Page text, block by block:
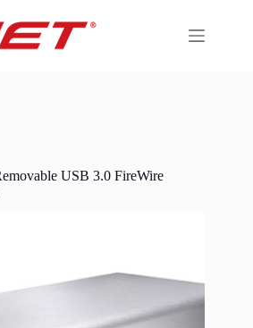
USB 3.0 FireWire